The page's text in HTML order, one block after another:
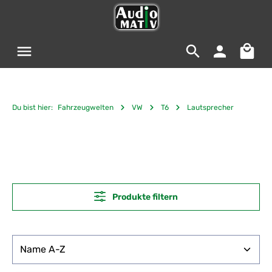
Du bist hier: Fahrzeugwelten VW T6 Lautsprecher
Produkte filtern